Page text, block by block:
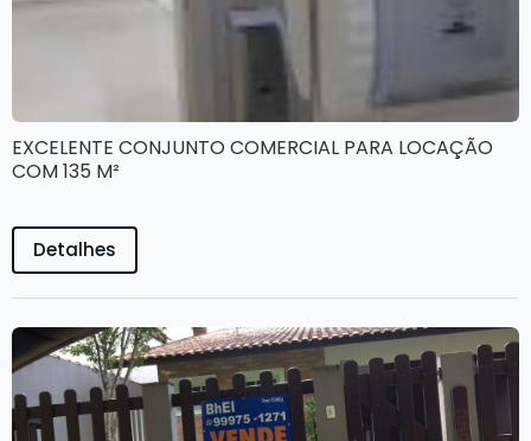
EXCELENTE CONJUNTO COMERCIAL PARA LOCAÇÃO
COM 135 M²
Detalhes